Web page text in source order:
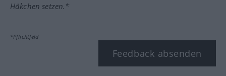
Häkchen setzen.*
*Pflichtfeld
Feedback absenden